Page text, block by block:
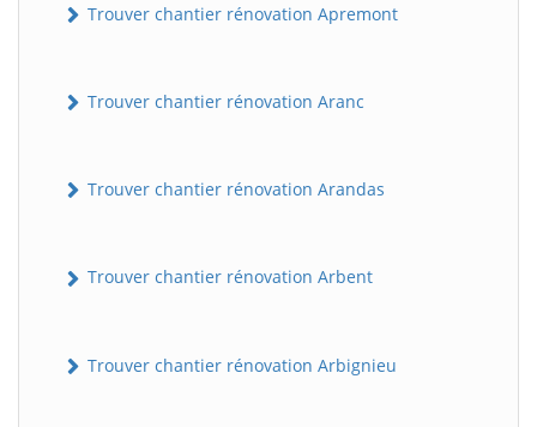
Trouver chantier rénovation Apremont
Trouver chantier rénovation Aranc
Trouver chantier rénovation Arandas
Trouver chantier rénovation Arbent
Trouver chantier rénovation Arbignieu